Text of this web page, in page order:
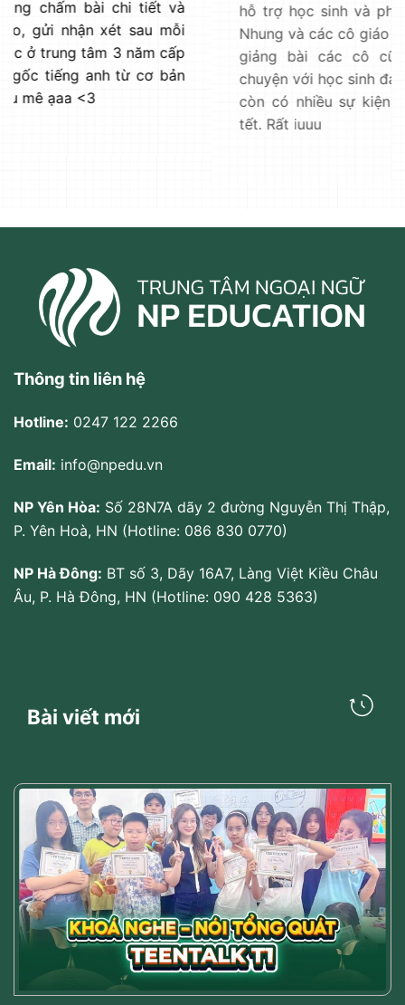
hỗ trợ học sinh và phụ huynh rất tận tình. Cô
Nhung và các cô giáo khác siêu cute. Bên cạnh
giảng bài các cô cũng hay tương tác, trò
chuyện với học sinh đáng yêu lắm ạ. Trung tâm
còn có nhiều sự kiện siêu vui vào các dịp lễ
Thông tin liên hệ
Hotline: 0247 122 2266
Email: info@npedu.vn
NP Yên Hòa: Số 28N7A dãy 2 đường Nguyễn Thị Thập,
P. Yên Hoà, HN (Hotline: 086 830 0770)
NP Hà Đông: BT số 3, Dãy 16A7, Làng Việt Kiều Châu
Âu, P. Hà Đông, HN (Hotline: 090 428 5363)
Bài viết mới